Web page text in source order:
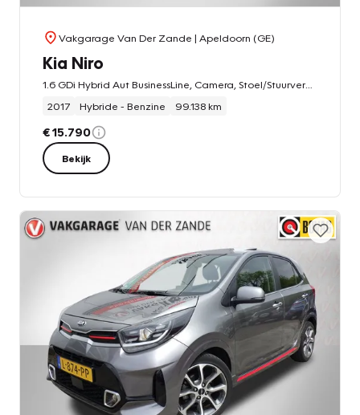
Vakgarage Van Der Zande | Apeldoorn (GE)
Kia Niro
2017
Hybride - Benzine 99.138 km
€ 15.790
Bekijk